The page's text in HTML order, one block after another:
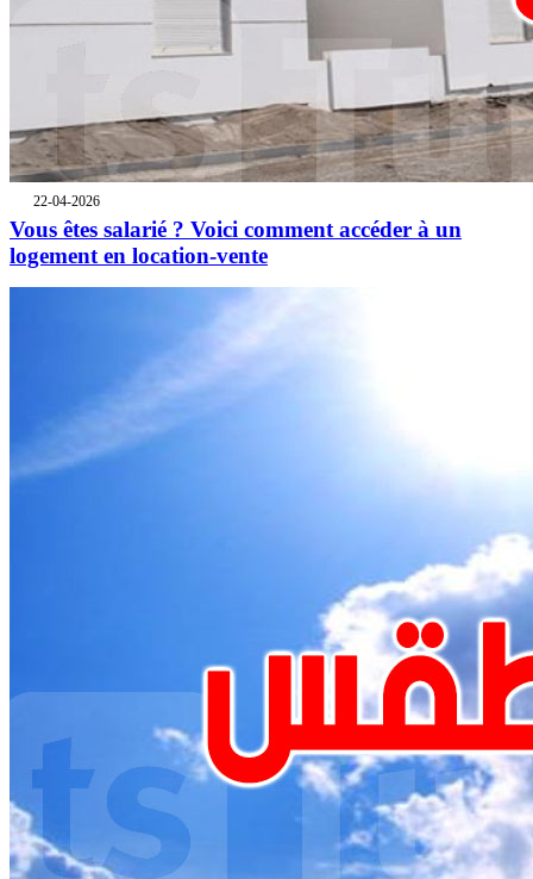
22-04-2026
Vous êtes salarié ? Voici comment accéder à un
logement en location-vente